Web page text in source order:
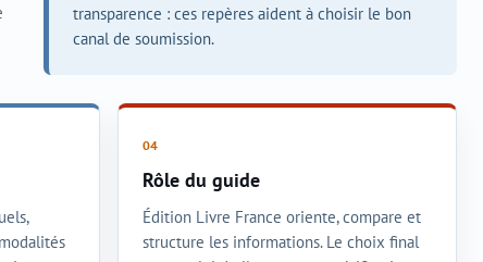
transparence : ces repères aident à choisir le bon
canal de soumission.
Rôle du guide
Édition Livre France oriente, compare et
structure les informations. Le choix final